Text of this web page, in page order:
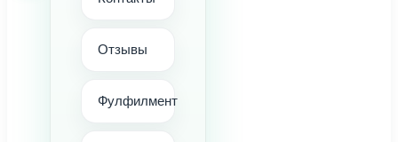
Отзывы
Фулфилмент